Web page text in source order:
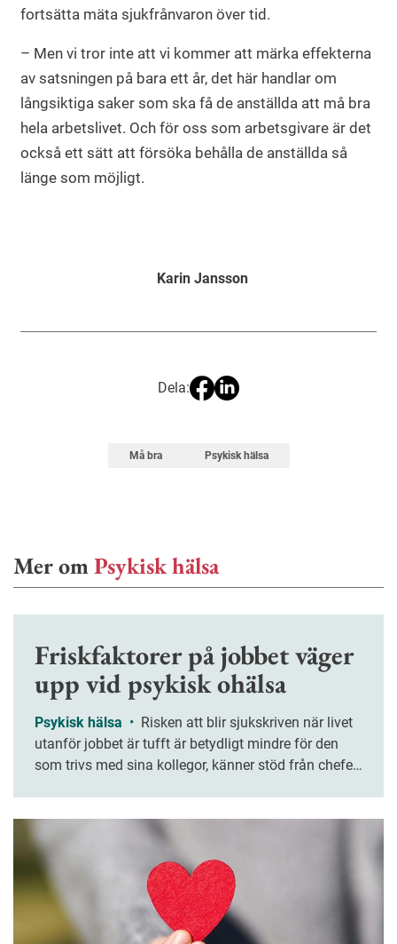
fortsätta mäta sjukfrånvaron över tid.
– Men vi tror inte att vi kommer att märka effekterna
av satsningen på bara ett år, det här handlar om
långsiktiga saker som ska få de anställda att må bra
hela arbetslivet. Och för oss som arbetsgivare är det
också ett sätt att försöka behålla de anställda så
länge som möjligt.
Karin Jansson
Dela:
Må bra Psykisk hälsa
Mer omPsykisk hälsa
Friskfaktorer på jobbet väger
upp vid psykisk ohälsa
Psykisk hälsa •
utanför jobbet är tufft är betydligt mindre för den
som trivs med sina kollegor, känner stöd från chefen
och har en bra balans mellan krav och resurser löper
betydligt mindre risk att bli sjukskriven när livet
utanför jobbet är tufft. Det visar årets upplaga av
Jobbhälsorapporten.